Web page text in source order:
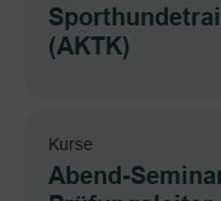
(AKTK)
Kurse
Abend-